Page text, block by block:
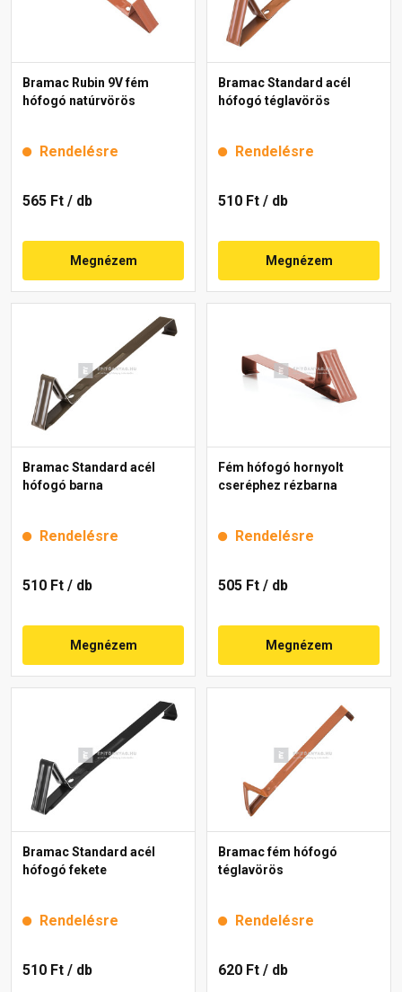
Bramac Rubin 9V fém
hófogó natúrvörös
Rendelésre
565 Ft / db
Megnézem
Bramac Standard acél
hófogó téglavörös
Rendelésre
510 Ft / db
Megnézem
Bramac Standard acél
hófogó barna
Rendelésre
510 Ft / db
Megnézem
Fém hófogó hornyolt
cseréphez rézbarna
Rendelésre
505 Ft / db
Megnézem
Bramac Standard acél
hófogó fekete
Rendelésre
510 Ft / db
Bramac fém hófogó
téglavörös
Rendelésre
620 Ft / db